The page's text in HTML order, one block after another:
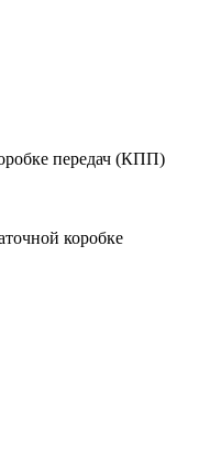
передач (КПП)
коробке